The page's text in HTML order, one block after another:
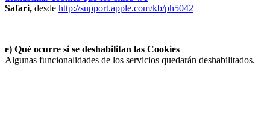
Safari, desde http://support.apple.com/kb/ph5042
e) Qué ocurre si se deshabilitan las Cookies
Algunas funcionalidades de los servicios quedarán deshabilitados.